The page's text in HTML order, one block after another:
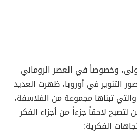
وخصوصاً في العصر الروماني
التنوير في أوروبا، ظهرت العديد
تبناها مجموعة من الفلاسفة،
لتصبح لاحقاً جزءاً من أجزاء الفكر
الفكرية: